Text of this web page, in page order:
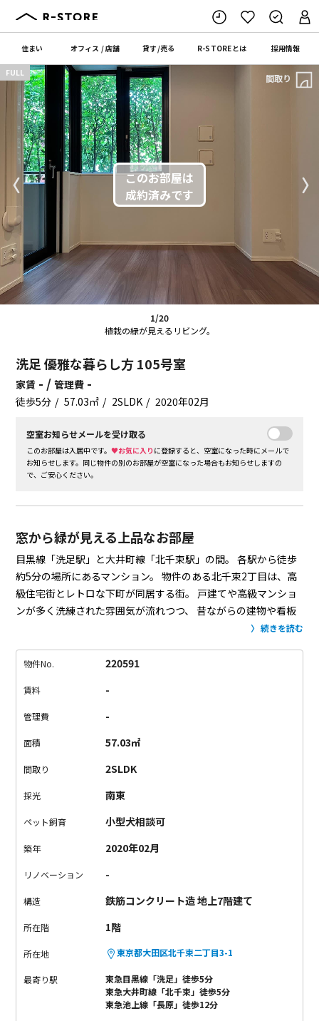
住まい オフィス /店舗 貸す/売る R-STOREとは 採用情報
1/20
植栽の緑が見えるリビング。
〈 〉
FULL 間取り
洗足 優雅な暮らし方 105号室
家賃 - /管理費 -
徒歩5分 57.03㎡ 2SLDK 2020年02月
空室お知らせメールを受け取る
このお部屋は入居中です。♥お気に入り に登録すると、空室になった時にメールで
お知らせします。同じ物件の別のお部屋が空室になった場合もお知らせしますの
で、ご安心ください。
窓から緑が見える上品なお部屋
目黒線「洗足駅」と大井町線「北千束駅」の間。 各駅から徒歩
約5分の場所にあるマンション。
物件のある北千束2丁目は、高
級住宅街とレトロな下町が同居する街。
戸建てや高級マンショ
ンが多く洗練された雰囲気が流れつつ、 昔ながらの建物や看板
などが、どこか懐かしくて親しみやすい住環境です。 1Fのお部
びと育つ木が、日常に癒やしを与えてくれます。
さ。ペットは小型犬1匹のみ飼育可能です。
すい住環境で、優雅な暮らしを始めませんか。
続きを読む
物件No. 220591
賃料 -
管理費 -
面積 57.03㎡
間取り 2SLDK
採光 南東
ペット飼育 小型犬相談可
築年 2020年02月
リノベーション -
構造 鉄筋コンクリート造 地上7階建て
所在階 1階
所在地 東京都大田区北千束二丁目3-1
最寄り駅
東急目黒線「洗足」徒歩5分
東急大井町線「北千束」徒歩5分
東急池上線「長原」徒歩12分